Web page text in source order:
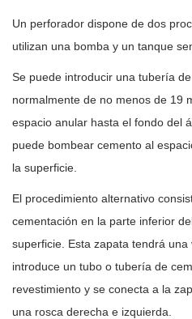
Un perforador dispone de dos
utilizan una bomba y un tanque
Se puede introducir una tubería
normalmente de no menos de 19
espacio anular hasta el fondo del
puede bombear cemento al
la superficie.
El procedimiento alternativo
cementación en la parte inferior
superficie. Esta zapata tendrá
introduce un tubo o tubería de
revestimiento y se conecta a la
una rosca derecha e izquierda.